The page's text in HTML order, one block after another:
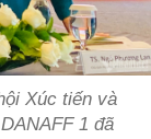
Xúc tiến và
1 đã